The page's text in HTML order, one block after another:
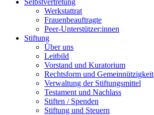
Selbstvertretung
Werkstattrat
Frauenbeauftragte
Peer-Unterstützer:innen
Stiftung
Über uns
Leitbild
Vorstand und Kuratorium
Rechtsform und Gemeinnützigkeit
Verwaltung der Stiftungsmittel
Testament und Nachlass
Stiften / Spenden
Stiftung und Steuern